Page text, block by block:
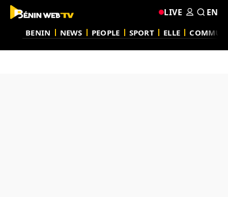
BENIN NEWS PEOPLE SPORT ELLE
LIVE EN